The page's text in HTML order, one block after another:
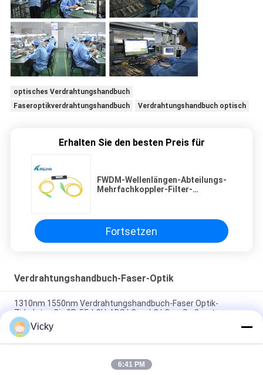
optisches Verdrahtungshandbuch
Faseroptikverdrahtungshandbuch
Verdrahtungshandbuch optisch
Erhalten Sie den besten Preis für
FWDM-Wellenlängen-Abteilungs-
Mehrfachkoppler-Filter-
Fortsetzen
Verdrahtungshandbuch-Faser-Optik
1310nm 1550nm Verdrahtungshandbuch-Faser Optik-
Zirkulator-Cir-3P-55-LCU-ABS LC zu LC LC zu Sc 3port
Optik-3port LC/UPC SC/APC 1550nm Zirkulatorausrüstung
Cir-3P-55-LCU-ABS Verdrahtungshandbuch-Faser-
Stahlrohr 1x2 CWDM 1620nm Verdrahtungshandbuch-Faser
Vicky
6:41 PM